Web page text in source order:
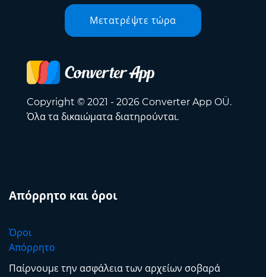
Μετατρέψτε τώρα
Copyright © 2021 - 2026 Converter App OÜ.
Όλα τα δικαιώματα διατηρούνται.
Απόρρητο και όροι
Όροι
Απόρρητο
Παίρνουμε την ασφάλεια των αρχείων σοβαρά